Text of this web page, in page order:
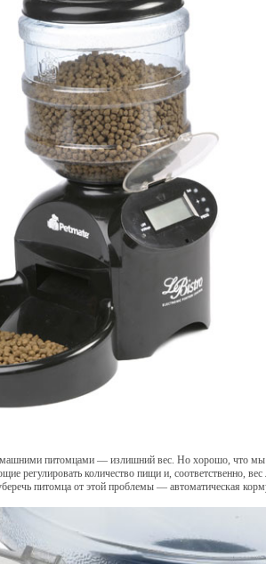
питомцами — излишний вес. Но хорошо, что
регулировать количество пищи и, соответственно,
питомца от этой проблемы — автоматическая